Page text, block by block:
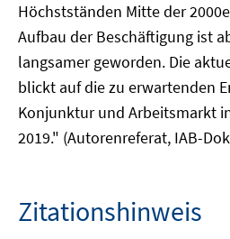
Höchstständen Mitte der
Aufbau der Beschäftigung ist
langsamer geworden. Die
blickt auf die zu erwartenden
Konjunktur und Arbeitsmarkt
2019." (Autorenreferat, IAB-
Zitationshinweis